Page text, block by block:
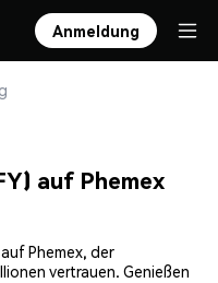
Anmeldung
auf Phemex
Phemex, der
vertrauen. Genießen